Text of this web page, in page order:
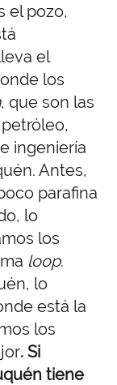
el pozo,
el
los
, que son las
ingeniería
Antes,
parafina
lo
los
loop.
lo
está la
los
. Si
tiene